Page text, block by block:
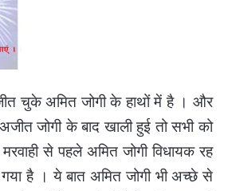
चुके अमित जोगी के हाथों में है । और
जोगी के बाद खाली हुई तो सभी को
से पहले अमित जोगी विधायक रह
है । ये बात अमित जोगी भी अच्छे से